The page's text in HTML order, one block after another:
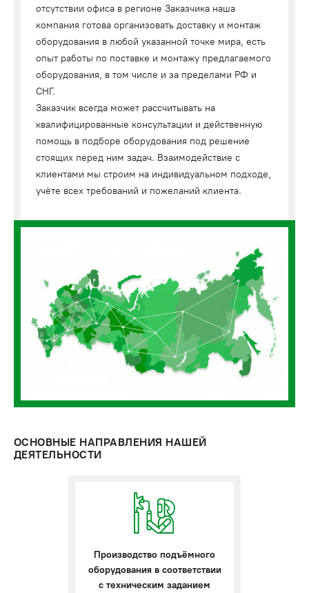
отсутствии офиса в регионе Заказчика наша
компания готова организовать доставку и монтаж
оборудования в любой указанной точке мира, есть
опыт работы по поставке и монтажу предлагаемого
оборудования, в том числе и за пределами РФ и
СНГ.
Заказчик всегда может рассчитывать на
квалифицированные консультации и действенную
помощь в подборе оборудования под решение
стоящих перед ним задач. Взаимодействие с
клиентами мы строим на индивидуальном подходе,
учёте всех требований и пожеланий клиента.
ОСНОВНЫЕ НАПРАВЛЕНИЯ НАШЕЙ
ДЕЯТЕЛЬНОСТИ
Производство подъёмного
оборудования в соответствии
с техническим заданием